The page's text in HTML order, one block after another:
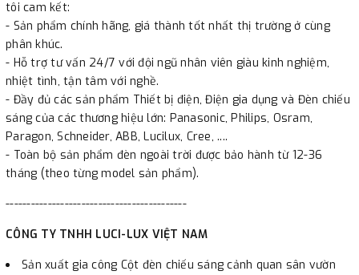
tôi cam kết:
- Sản phẩm chính hãng, giá thành tốt nhất thị trường ở cùng
phân khúc.
- Hỗ trợ tư vấn 24/7 với đội ngũ nhân viên giàu kinh nghiệm,
nhiệt tình, tận tâm với nghề.
- Đầy đủ các sản phẩm Thiết bị điện, Điện gia dụng và Đèn chiếu
sáng của các thương hiệu lớn: Panasonic, Philips, Osram,
Paragon, Schneider, ABB, Lucilux, Cree, ....
- Toàn bộ sản phẩm đèn ngoài trời được bảo hành từ 12-36
tháng (theo từng model sản phẩm).
-------------------------------------------
CÔNG TY TNHH LUCI-LUX VIỆT NAM
Sản xuất gia công Cột đèn chiếu sáng cảnh quan sân vườn